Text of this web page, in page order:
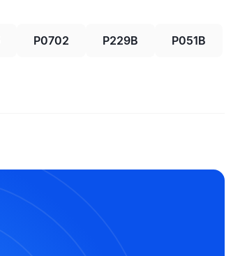
P0702 P229B P051B